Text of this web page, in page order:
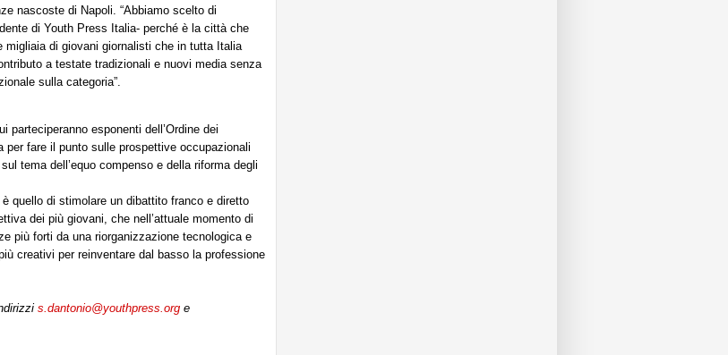
nascoste di Napoli. “Abbiamo scelto di
di Youth Press Italia- perché è la città che
migliaia di giovani giornalisti che in tutta Italia
a testate tradizionali e nuovi media senza
sulla categoria”.
parteciperanno esponenti dell’Ordine dei
fare il punto sulle prospettive occupazionali
tema dell’equo compenso e della riforma degli
quello di stimolare un dibattito franco e diretto
dei più giovani, che nell’attuale momento di
più forti da una riorganizzazione tecnologica e
creativi per reinventare dal basso la professione
s.dantonio@youthpress.orge